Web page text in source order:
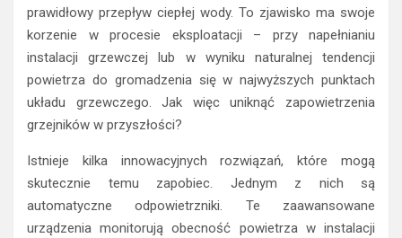
prawidłowy przepływ ciepłej wody. To zjawisko ma swoje
korzenie w procesie eksploatacji – przy napełnianiu
instalacji grzewczej lub w wyniku naturalnej tendencji
powietrza do gromadzenia się w najwyższych punktach
układu grzewczego. Jak więc uniknąć zapowietrzenia
grzejników w przyszłości?
Istnieje kilka innowacyjnych rozwiązań, które mogą
skutecznie temu zapobiec. Jednym z nich są
automatyczne odpowietrzniki. Te zaawansowane
urządzenia monitorują obecność powietrza w instalacji